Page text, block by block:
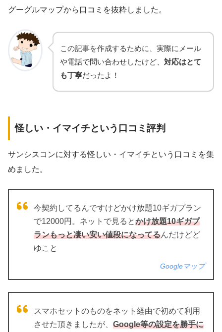
グーグルマップから口コミを抜粋しました。
この記事を作成するために、実際にメール
や電話で問い合わせしたけど、 対応はとて
も丁寧だったよ！
怪しい・イマイチという口コミ評判
サンシスコンに対する怪しい・イマイチという口コミを集
めました。
今契約してるんですけどかけ放題10ギガプラン
で12000円。ネットで見るとかけ放題10ギガプ
ランもっと凄い安い値段になってるんだけどど
ゆこと
Googleマップ
スマホセットのものをネット経由で初めて利用
させた頂きましたが、 Google等の設定を勝手に